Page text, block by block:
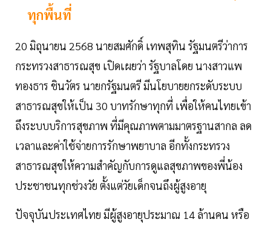
ทุกพื้นที่
20 มิถุนายน 2568 นายสมศักดิ์ เทพสุทิน รัฐมนตรีว่าการ
กระทรวงสาธารณสุข เปิดเผยว่า รัฐบาลโดย นางสาวแพ
ทองธาร ชินวัตร นายกรัฐมนตรี มีนโยบายยกระดับระบบ
สาธารณสุขให้เป็น 30 บาทรักษาทุกที่ เพื่อให้คนไทยเข้า
ถึงระบบบริการสุขภาพ ที่มีคุณภาพตามมาตรฐานสากล ลด
เวลาและค่าใช้จ่ายการรักษาพยาบาล อีกทั้งกระทรวง
สาธารณสุขให้ความสำคัญกับการดูแลสุขภาพของพี่น้อง
ประชาชนทุกช่วงวัย ตั้งแต่วัยเด็กจนถึงผู้สูงอายุ
ปัจจุบันประเทศไทย มีผู้สูงอายุประมาณ 14 ล้านคน หรือ